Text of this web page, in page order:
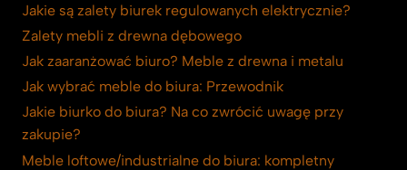
Jakie są zalety biurek regulowanych elektrycznie?
Zalety mebli z drewna dębowego
Jak zaaranżować biuro? Meble z drewna i metalu
Jak wybrać meble do biura: Przewodnik
Jakie biurko do biura? Na co zwrócić uwagę przy
zakupie?
Meble loftowe/industrialne do biura: kompletny